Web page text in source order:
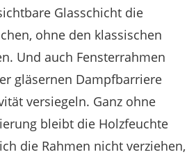
Glasschicht die
ohne den klassischen
Und auch Fensterrahmen
gläsernen Dampfbarriere
versiegeln. Ganz ohne
bleibt die Holzfeuchte
die Rahmen nicht verziehen,